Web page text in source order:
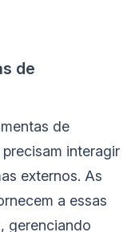
de
de
interagir
externos. As
a essas
gerenciando